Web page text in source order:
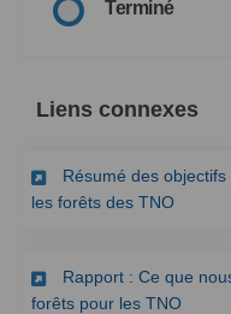
Terminé
Liens connexes
Résumé des
les forêts des TNO(Liens
Rapport : Ce que
forêts pour les TNO(Liens